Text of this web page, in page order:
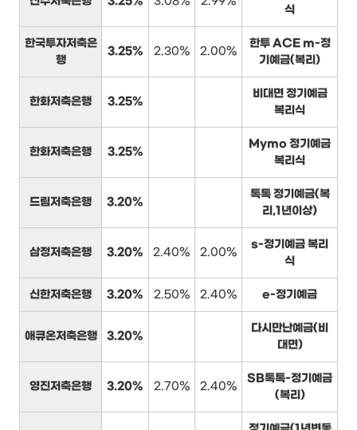
식
한국투자저축은
행
3.25% 2.30% 2.00%
한투 ACE m-정
기예금(복리)
한화저축은행 3.25%
비대면 정기예금
복리식
한화저축은행 3.25%
Mymo 정기예금
복리식
드림저축은행 3.20%
톡톡 정기예금(복
리,1년이상)
삼정저축은행 3.20% 2.40% 2.00%
s-정기예금 복리
식
신한저축은행 3.20% 2.50% 2.40% e-정기예금
애큐온저축은행 3.20%
다시만난예금(비
대면)
영진저축은행 3.20% 2.70% 2.40%
SB톡톡-정기예금
(복리)